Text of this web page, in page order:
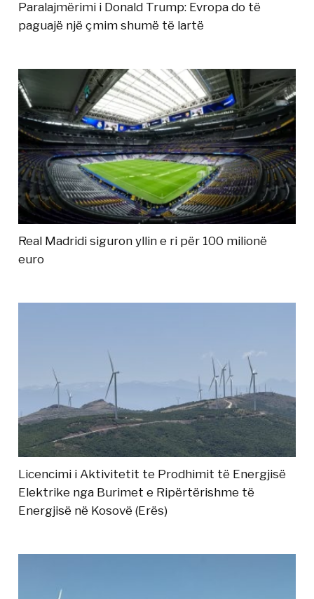
Paralajmërimi i Donald Trump: Evropa do të
paguajë një çmim shumë të lartë
Real Madridi siguron yllin e ri për 100 milionë
euro
Licencimi i Aktivitetit te Prodhimit të Energjisë
Elektrike nga Burimet e Ripërtërishme të
Energjisë në Kosovë (Erës)